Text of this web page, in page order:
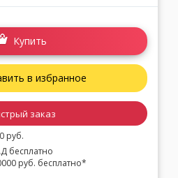
Купить
в избранное
заказ
руб.
бесплатно
руб. бесплатно*